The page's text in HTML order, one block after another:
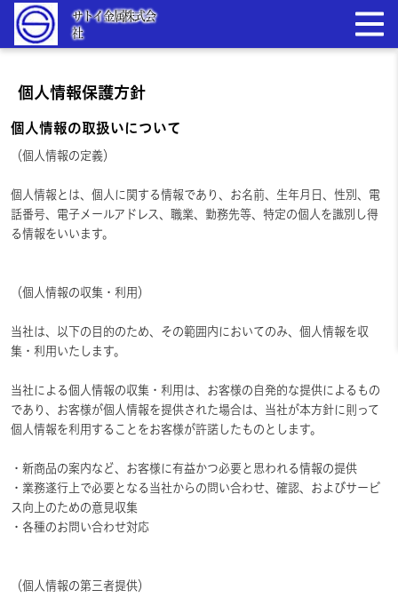
サトイ金属株式会
社
個人情報保護方針
個人情報の取扱いについて
（個人情報の定義）
個人情報とは、個人に関する情報であり、お名前、生年月日、性別、電
話番号、電子メールアドレス、職業、勤務先等、特定の個人を識別し得
る情報をいいます。
（個人情報の収集・利用）
当社は、以下の目的のため、その範囲内においてのみ、個人情報を収
集・利用いたします。
当社による個人情報の収集・利用は、お客様の自発的な提供によるもの
であり、お客様が個人情報を提供された場合は、当社が本方針に則って
個人情報を利用することをお客様が許諾したものとします。
・新商品の案内など、お客様に有益かつ必要と思われる情報の提供
・業務遂行上で必要となる当社からの問い合わせ、確認、およびサービ
ス向上のための意見収集
・各種のお問い合わせ対応
（個人情報の第三者提供）